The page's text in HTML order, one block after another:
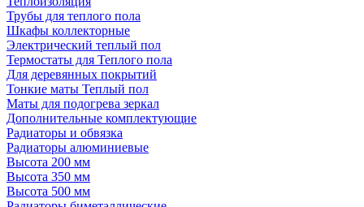
Трубы для теплого пола
Шкафы коллекторные
Электрический теплый пол
Термостаты для Теплого пола
Для деревянных покрытий
Тонкие маты Теплый пол
Маты для подогрева зеркал
Дополнительные комплектующие
Радиаторы и обвязка
Радиаторы алюминиевые
Высота 200 мм
Высота 350 мм
Высота 500 мм